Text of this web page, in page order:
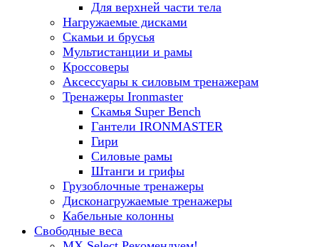
Для верхней части тела
Нагружаемые дисками
Скамьи и брусья
Мультистанции и рамы
Кроссоверы
Аксессуары к силовым тренажерам
Тренажеры Ironmaster
Скамья Super Bench
Гантели IRONMASTER
Гири
Силовые рамы
Штанги и грифы
Грузоблочные тренажеры
Дисконагружаемые тренажеры
Кабельные колонны
Свободные веса